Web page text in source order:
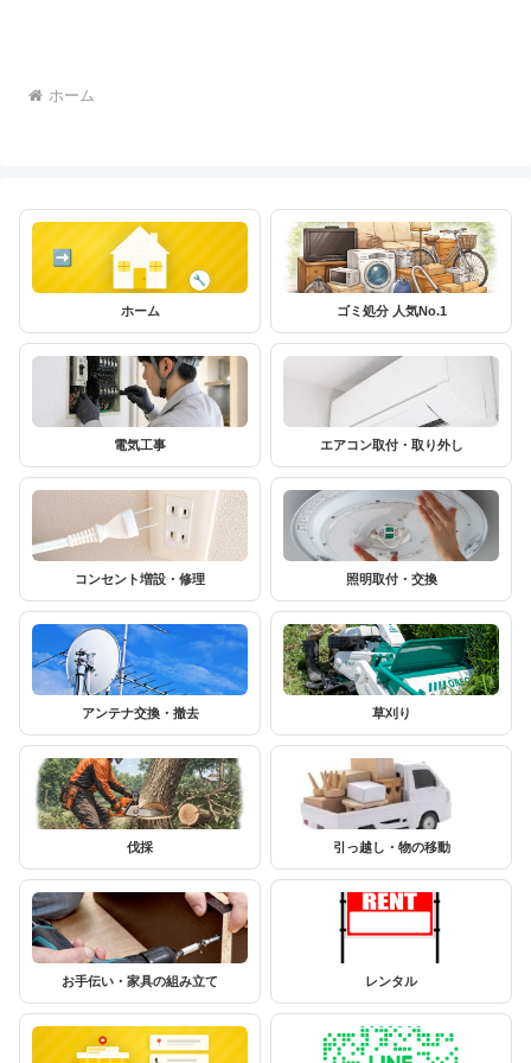
ホーム
ホーム ゴミ処分 人気No.1
電気工事 エアコン取付・取り外し
コンセント増設・修理 照明取付・交換
アンテナ交換・撤去 草刈り
伐採 引っ越し・物の移動
お手伝い・家具の組み立て レンタル